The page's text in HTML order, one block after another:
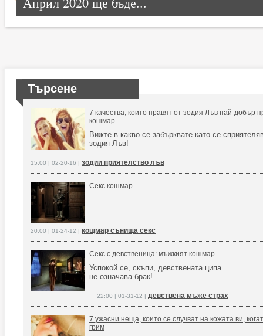
Търсене
7 качества, които правят от зодия Лъв най-добър
кошмар
Вижте в какво се забърквате като се
зодия Лъв!
15:00 | 02-20-16 | зодии приятелство лъв
Секс кошмар
20:00 | 01-24-12 | кощмар сънища секс
Секс с девственица: мъжкият кошмар
Успокой се, скъпи, девствената ципа
не означава брак!
22:00 | 01-31-12 | девствена мъже страх
7 ужасни неща, които се случват на кожата ви,
грим